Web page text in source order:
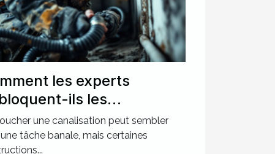
les experts
ils les
les plus
?
une canalisation peut sembler
tâche banale, mais certaines